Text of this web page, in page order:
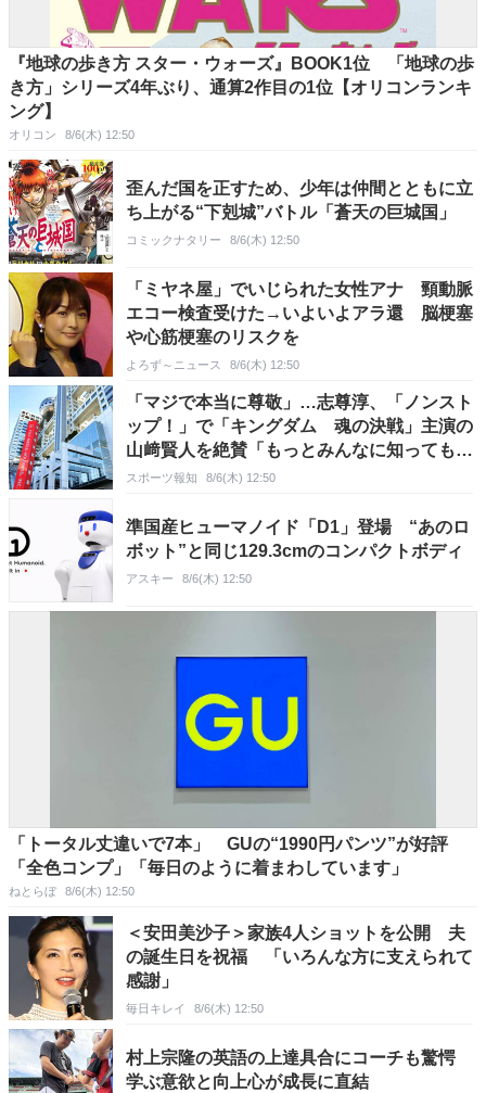
『地球の歩き方 スター・ウォーズ』BOOK1位 「地球の歩
き方」シリーズ4年ぶり、通算2作目の1位【オリコンランキ
ング】
オリコン 8/6(木) 12:50
歪んだ国を正すため、少年は仲間とともに立
ち上がる“下剋城”バトル「蒼天の巨城国」
コミックナタリー 8/6(木) 12:50
「ミヤネ屋」でいじられた女性アナ 頸動脈
エコー検査受けた→いよいよアラ還 脳梗塞
や心筋梗塞のリスクを
よろず～ニュース 8/6(木) 12:50
「マジで本当に尊敬」…志尊淳、「ノンスト
ップ！」で「キングダム 魂の決戦」主演の
山﨑賢人を絶賛「もっとみんなに知ってもら
いたい」
スポーツ報知 8/6(木) 12:50
準国産ヒューマノイド「D1」登場 “あのロ
ボット”と同じ129.3cmのコンパクトボディ
アスキー 8/6(木) 12:50
「トータル丈違いで7本」 GUの“1990円パンツ”が好評
「全色コンプ」「毎日のように着まわしています」
ねとらぼ 8/6(木) 12:50
＜安田美沙子＞家族4人ショットを公開 夫
の誕生日を祝福 「いろんな方に支えられて
感謝」
毎日キレイ 8/6(木) 12:50
村上宗隆の英語の上達具合にコーチも驚愕
学ぶ意欲と向上心が成長に直結